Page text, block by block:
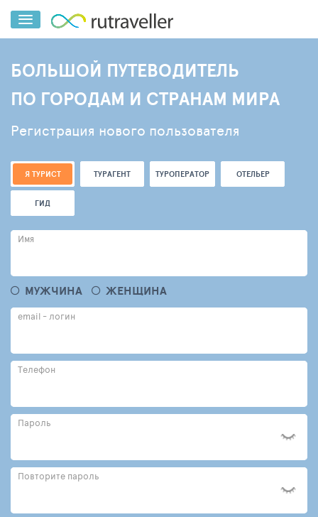
БОЛЬШОЙ ПУТЕВОДИТЕЛЬ
ПО ГОРОДАМ И СТРАНАМ МИРА
Регистрация нового пользователя
Я ТУРИСТ ТУРАГЕНТ ТУРОПЕРАТОР ОТЕЛЬЕР
ГИД
Имя
МУЖЧИНА ЖЕНЩИНА
email - логин
Телефон
Пароль
Повторите пароль